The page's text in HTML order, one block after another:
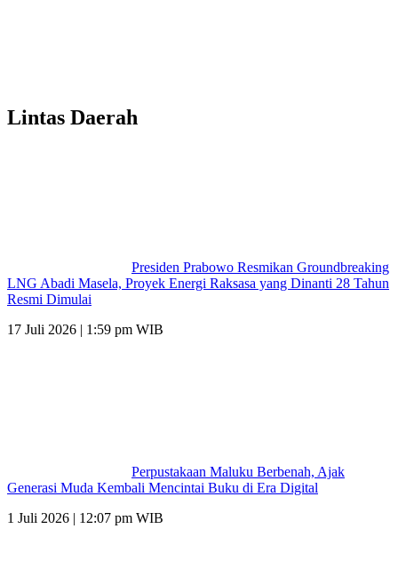
Lintas Daerah
Presiden Prabowo Resmikan Groundbreaking
LNG Abadi Masela, Proyek Energi Raksasa yang Dinanti 28 Tahun
Resmi Dimulai
17 Juli 2026 | 1:59 pm WIB
Perpustakaan Maluku Berbenah, Ajak
Generasi Muda Kembali Mencintai Buku di Era Digital
1 Juli 2026 | 12:07 pm WIB